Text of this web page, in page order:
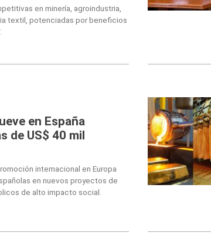
en minería, agroindustria,
textil, potenciadas por beneficios
en España
de US$ 40 mil
internacional en Europa
en nuevos proyectos de
de alto impacto social.